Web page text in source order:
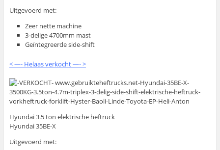
Uitgevoerd met:
Zeer nette machine
3-delige 4700mm mast
Geïntegreerde side-shift
< —- Helaas verkocht —- >
Hyundai 3.5 ton elektrische heftruck
Hyundai 35BE-X
Uitgevoerd met: